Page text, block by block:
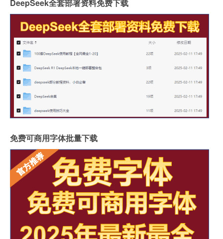
DeepSeek全套部署资料免费下载
免费可商用字体批量下载